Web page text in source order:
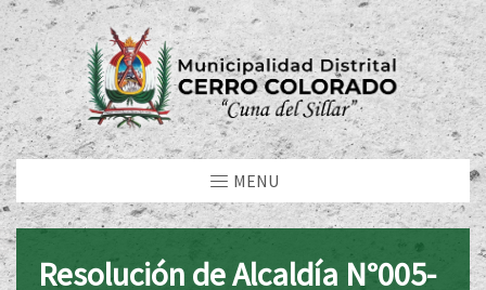
MENU
Resolución de Alcaldía N°005-